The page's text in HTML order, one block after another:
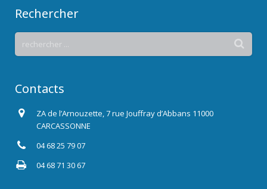
Rechercher
Contacts
ZA de l’Arnouzette, 7 rue Jouffray d’Abbans 11000
CARCASSONNE
04 68 25 79 07
04 68 71 30 67